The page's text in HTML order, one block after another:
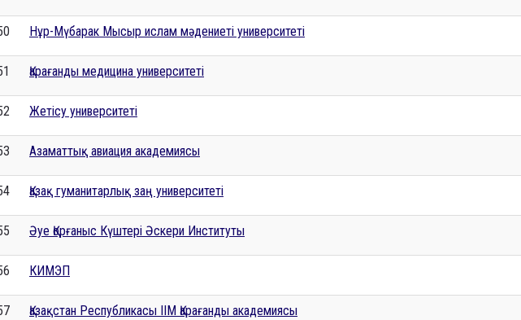
Нұр-Мүбарак Мысыр ислам мәдениеті университеті
Қарағанды медицина университеті
Жетісу университеті
Азаматтық авиация академиясы
Қазақ гуманитарлық заң университеті
Әуе Қорғаныс Күштері Әскери Институты
КИМЭП
Қазақстан Республикасы ІІМ Қарағанды академиясы